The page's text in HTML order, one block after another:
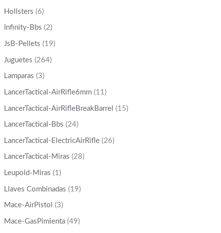
Hollsters (6)
Infinity-Bbs (2)
JsB-Pellets (19)
Juguetes (264)
Lamparas (3)
LancerTactical-AirRifle6mm (11)
LancerTactical-AirRifleBreakBarrel (15)
LancerTactical-Bbs (24)
LancerTactical-ElectricAirRifle (26)
LancerTactical-Miras (28)
Leupold-Miras (1)
Llaves Combinadas (19)
Mace-AirPistol (3)
Mace-GasPimienta (49)